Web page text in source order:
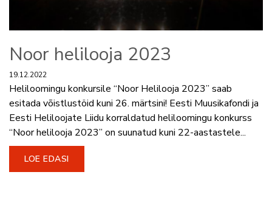
Noor helilooja 2023
19.12.2022
Heliloomingu konkursile “Noor Helilooja 2023” saab
esitada võistlustöid kuni 26. märtsini! Eesti Muusikafondi ja
Eesti Heliloojate Liidu korraldatud heliloomingu konkurss
“Noor helilooja 2023” on suunatud kuni 22-aastastele...
LOE EDASI